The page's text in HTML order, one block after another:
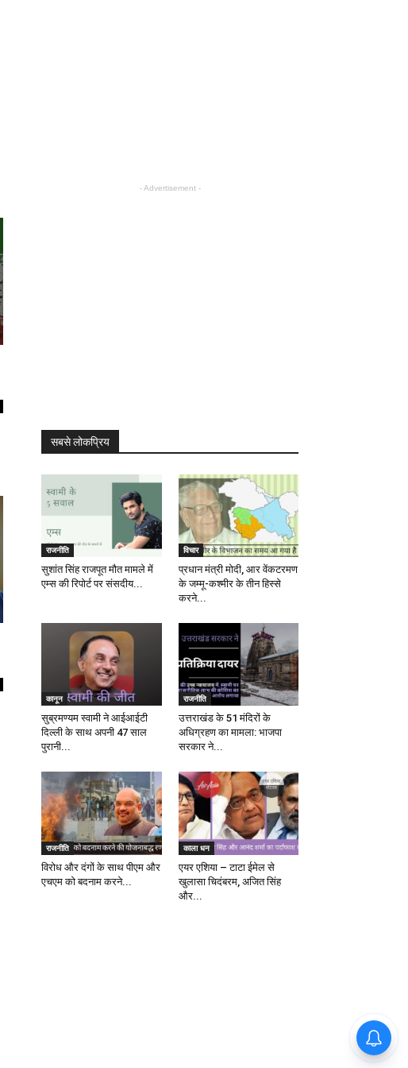
- Advertisement -
सबसे लोकप्रिय
राजनीति
सुशांत सिंह राजपूत मौत मामले में
एम्स की रिपोर्ट पर संसदीय...
विचार
प्रधान मंत्री मोदी, आर वेंकटरमण
के जम्मू-कश्मीर के तीन हिस्से
करने...
कानून
सुब्रमण्यम स्वामी ने आईआईटी
दिल्ली के साथ अपनी 47 साल
पुरानी...
राजनीति
उत्तराखंड के 51 मंदिरों के
अधिग्रहण का मामला: भाजपा
सरकार ने...
राजनीति
विरोध और दंगों के साथ पीएम और
एचएम को बदनाम करने...
काला धन
एयर एशिया – टाटा ईमेल से
खुलासा चिदंबरम, अजित सिंह
और...